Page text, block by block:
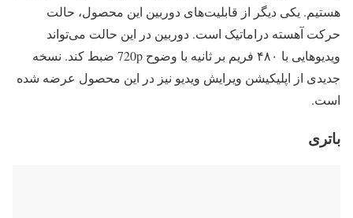
هستیم. یکی دیگر از قابلیت‌های دوربین این محصول، حالت
حرکت آهسته دراماتیک است. دوربین در این حالت می‌تواند
ویدیو‌هایی با ۴۸۰ فریم بر ثانیه با وضوح 720p ضبط کند. نسخه
جدیدی از اپلیکیشن ویرایش ویدیو نیز در این محصول عرضه شده
است.
باتری